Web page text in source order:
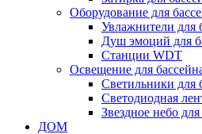
Оборудование для
Увлажнители для
Душ эмоций для
Станции WDT
Освещение для
Светильники для
Светодиодная
Звездное небо для
ДОМ